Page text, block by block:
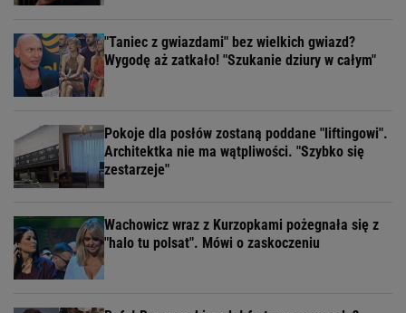
"Taniec z gwiazdami" bez wielkich gwiazd?
Wygodę aż zatkało! "Szukanie dziury w całym"
Pokoje dla posłów zostaną poddane "liftingowi".
Architektka nie ma wątpliwości. "Szybko się
zestarzeje"
Wachowicz wraz z Kurzopkami pożegnała się z
"halo tu polsat". Mówi o zaskoczeniu